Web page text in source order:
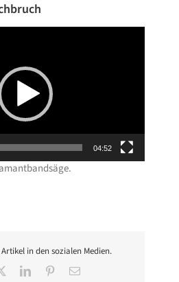
04:52
in den sozialen Medien.
LinkedInPinterest
E-